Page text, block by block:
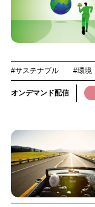
#サステナブル #環境
オンデマンド配信